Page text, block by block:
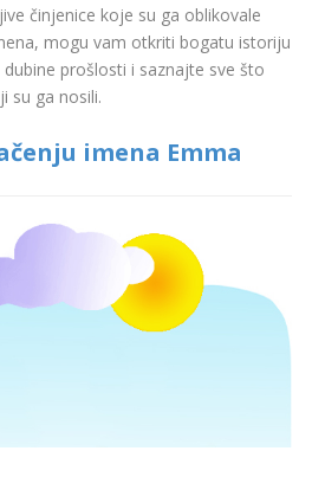
činjenice koje su ga oblikovale
mogu vam otkriti bogatu istoriju
prošlosti i saznajte sve što
su ga nosili.
imena Emma